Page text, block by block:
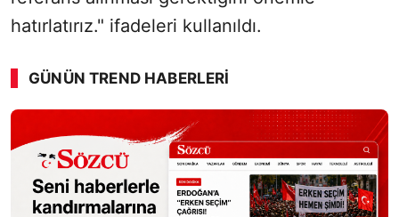
hatırlatırız." ifadeleri kullanıldı.
GÜNÜN TREND HABERLERI